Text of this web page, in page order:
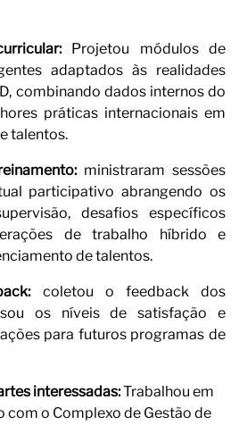
Projetou módulos de
adaptados às realidades
combinando dados internos do
práticas internacionais em
talentos.
ministraram sessões
participativo abrangendo os
desafios específicos
de trabalho híbrido e
de talentos.
coletou o feedback dos
os níveis de satisfação e
para futuros programas de
interessadas:Trabalhou em
o Complexo de Gestão de
de Privacidade*
SE